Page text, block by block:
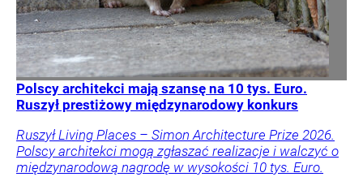
Polscy architekci mają szansę na 10 tys. Euro.
Ruszył prestiżowy międzynarodowy konkurs
Ruszył Living Places – Simon Architecture Prize 2026.
Polscy architekci mogą zgłaszać realizacje i walczyć o
międzynarodową nagrodę w wysokości 10 tys. Euro.